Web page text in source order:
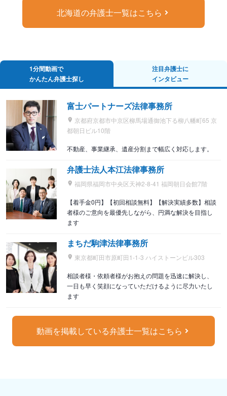
北海道の弁護士一覧はこちら
1分間動画で
かんたん弁護士探し
注目弁護士に
インタビュー
富士パートナーズ法律事務所
京都府京都市中京区柳馬場通御池下る柳八幡町65 京
都朝日ビル10階
不動産、事業継承、遺産分割まで幅広く対応します。
弁護士法人本江法律事務所
福岡県福岡市中央区天神2-8-41 福岡朝日会館7階
【着手金0円】【初回相談無料】【解決実績多数】相談
者様のご意向を最優先しながら、円満な解決を目指し
ます
まちだ駒津法律事務所
東京都町田市原町田1-1-3 ハイストーンビル303
相談者様・依頼者様がお抱えの問題を迅速に解決し、
一日も早く笑顔になっていただけるように尽力いたし
ます
動画を掲載している弁護士一覧はこちら